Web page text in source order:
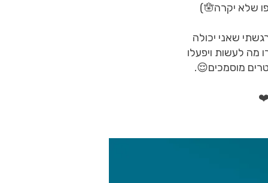
לדעת" לבין מה שאתם באמת חייבים לדעת כי זה מה שישנה ברגע האמת (טפו טפו שלא יקרה🪬)
שאני יכולה
מה לעשות ויפעלו
מוסמכים😌.
❤️